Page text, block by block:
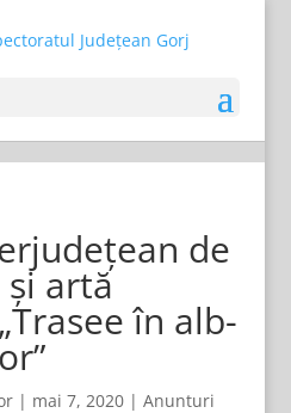
de
artă
în alb-
| mai 7, 2020| Anunturi